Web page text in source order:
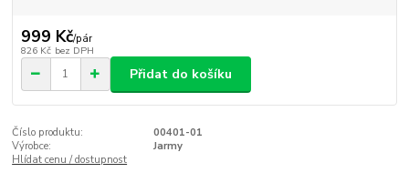
999 Kč/pár
826 Kč bez DPH
Přidat do košíku
Číslo produktu:
00401-01
Výrobce:
Jarmy
Hlídat cenu / dostupnost